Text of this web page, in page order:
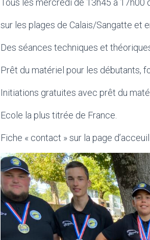
Tous les mercredi de 13h45 à
sur les plages de Calais/Sangatte et
Des séances techniques et
Prêt du matériel pour les débutants,
Initiations gratuites avec prêt du
Ecole la plus titrée de France.
Fiche « contact » sur la page